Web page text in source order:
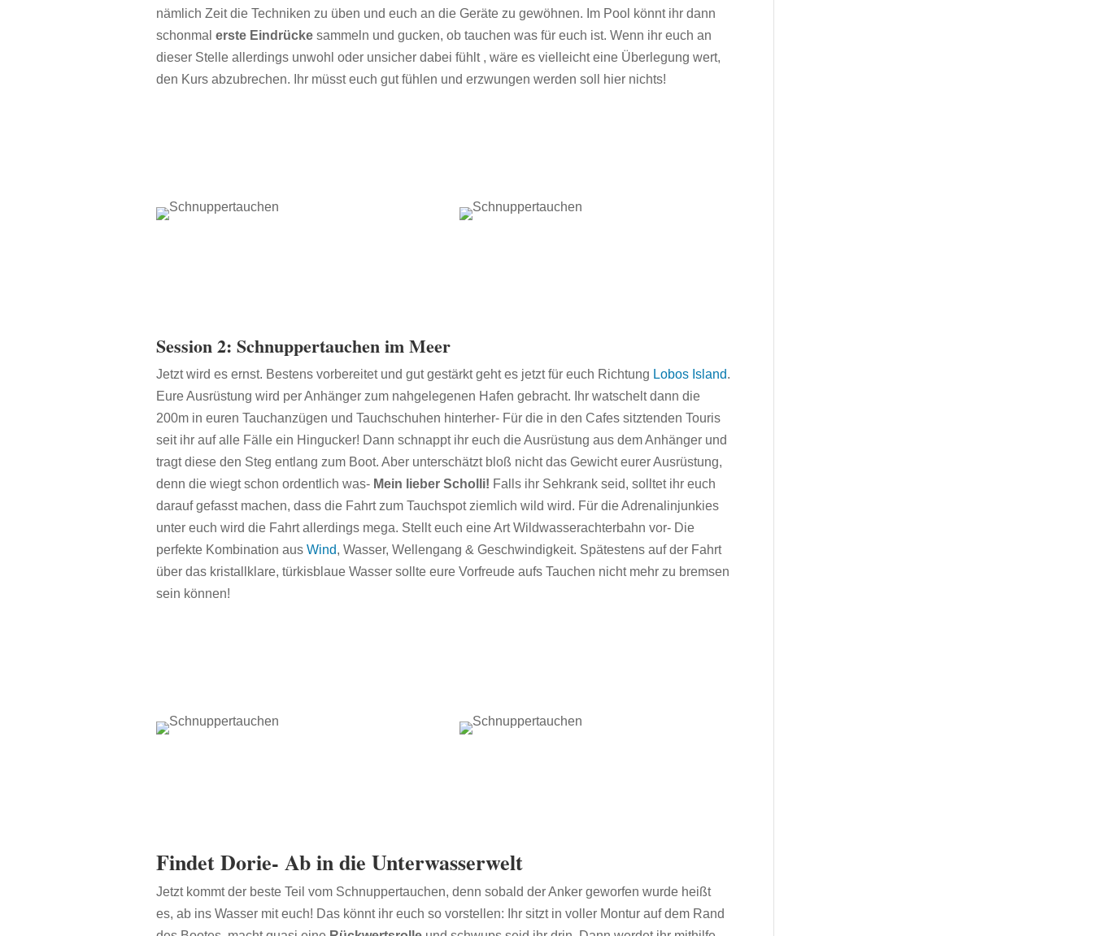
nämlich Zeit die Techniken zu üben und euch an die Geräte zu gewöhnen. Im Pool könnt ihr dann
schonmal erste Eindrücke sammeln und gucken, ob tauchen was für euch ist. Wenn ihr euch an
dieser Stelle allerdings unwohl oder unsicher dabei fühlt , wäre es vielleicht eine Überlegung wert,
den Kurs abzubrechen. Ihr müsst euch gut fühlen und erzwungen werden soll hier nichts!
Session 2: Schnuppertauchen im Meer
Jetzt wird es ernst. Bestens vorbereitet und gut gestärkt geht es jetzt für euch Richtung Lobos Island.
Eure Ausrüstung wird per Anhänger zum nahgelegenen Hafen gebracht. Ihr watschelt dann die
200m in euren Tauchanzügen und Tauchschuhen hinterher- Für die in den Cafes sitztenden Touris
seit ihr auf alle Fälle ein Hingucker! Dann schnappt ihr euch die Ausrüstung aus dem Anhänger und
tragt diese den Steg entlang zum Boot. Aber unterschätzt bloß nicht das Gewicht eurer Ausrüstung,
denn die wiegt schon ordentlich was- Mein lieber Scholli! Falls ihr Sehkrank seid, solltet ihr euch
darauf gefasst machen, dass die Fahrt zum Tauchspot ziemlich wild wird. Für die Adrenalinjunkies
unter euch wird die Fahrt allerdings mega. Stellt euch eine Art Wildwasserachterbahn vor- Die
perfekte Kombination aus Wind, Wasser, Wellengang & Geschwindigkeit. Spätestens auf der Fahrt
über das kristallklare, türkisblaue Wasser sollte eure Vorfreude aufs Tauchen nicht mehr zu bremsen
sein können!
Findet Dorie- Ab in die Unterwasserwelt
Jetzt kommt der beste Teil vom Schnuppertauchen, denn sobald der Anker geworfen wurde heißt
es, ab ins Wasser mit euch! Das könnt ihr euch so vorstellen: Ihr sitzt in voller Montur auf dem Rand